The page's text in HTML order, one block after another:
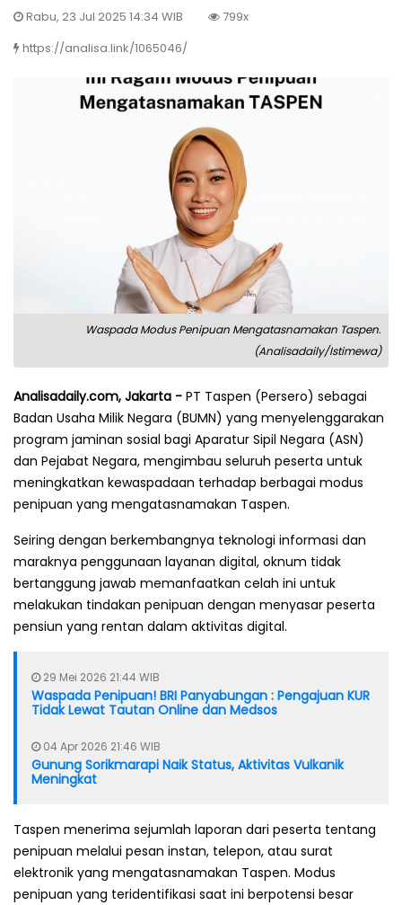
Rabu, 23 Jul 2025 14:34 WIB
799x
https://analisa.link/1065046/
Waspada Modus Penipuan Mengatasnamakan Taspen.
(Analisadaily/Istimewa)
Analisadaily.com, Jakarta - PT Taspen (Persero) sebagai
Badan Usaha Milik Negara (BUMN) yang menyelenggarakan
program jaminan sosial bagi Aparatur Sipil Negara (ASN)
dan Pejabat Negara, mengimbau seluruh peserta untuk
meningkatkan kewaspadaan terhadap berbagai modus
penipuan yang mengatasnamakan Taspen.
Seiring dengan berkembangnya teknologi informasi dan
maraknya penggunaan layanan digital, oknum tidak
bertanggung jawab memanfaatkan celah ini untuk
melakukan tindakan penipuan dengan menyasar peserta
pensiun yang rentan dalam aktivitas digital.
29 Mei 2026 21:44 WIB
Waspada Penipuan! BRI Panyabungan : Pengajuan KUR
Tidak Lewat Tautan Online dan Medsos
04 Apr 2026 21:46 WIB
Gunung Sorikmarapi Naik Status, Aktivitas Vulkanik
Meningkat
Taspen menerima sejumlah laporan dari peserta tentang
penipuan melalui pesan instan, telepon, atau surat
elektronik yang mengatasnamakan Taspen. Modus
penipuan yang teridentifikasi saat ini berpotensi besar